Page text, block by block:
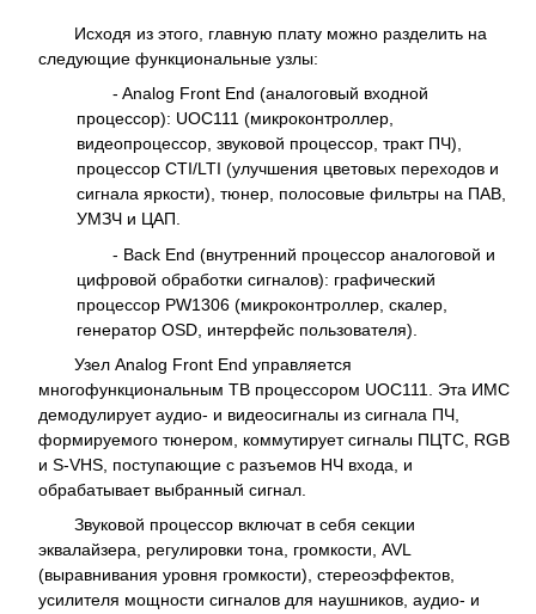
Исходя из этого, главную плату можно разделить на
следующие функциональные узлы:
- Analog Front End (аналоговый входной
процессор): UOC111 (микроконтроллер,
видеопроцессор, звуковой процессор, тракт ПЧ),
процессор CTI/LTI (улучшения цветовых переходов и
сигнала яркости), тюнер, полосовые фильтры на ПАВ,
УМЗЧ и ЦАП.
- Back End (внутренний процессор аналоговой и
цифровой обработки сигналов): графический
процессор PW1306 (микроконтроллер, скалер,
генератор OSD, интерфейс пользователя).
Узел Analog Front End управляется
многофункциональным ТВ процессором UOC111. Эта ИМС
демодулирует аудио- и видеосигналы из сигнала ПЧ,
формируемого тюнером, коммутирует сигналы ПЦТС, RGB
и S-VHS, поступающие с разъемов НЧ входа, и
обрабатывает выбранный сигнал.
Звуковой процессор включат в себя секции
эквалайзера, регулировки тона, громкости, AVL
(выравнивания уровня громкости), стереоэффектов,
усилителя мощности сигналов для наушников, аудио- и